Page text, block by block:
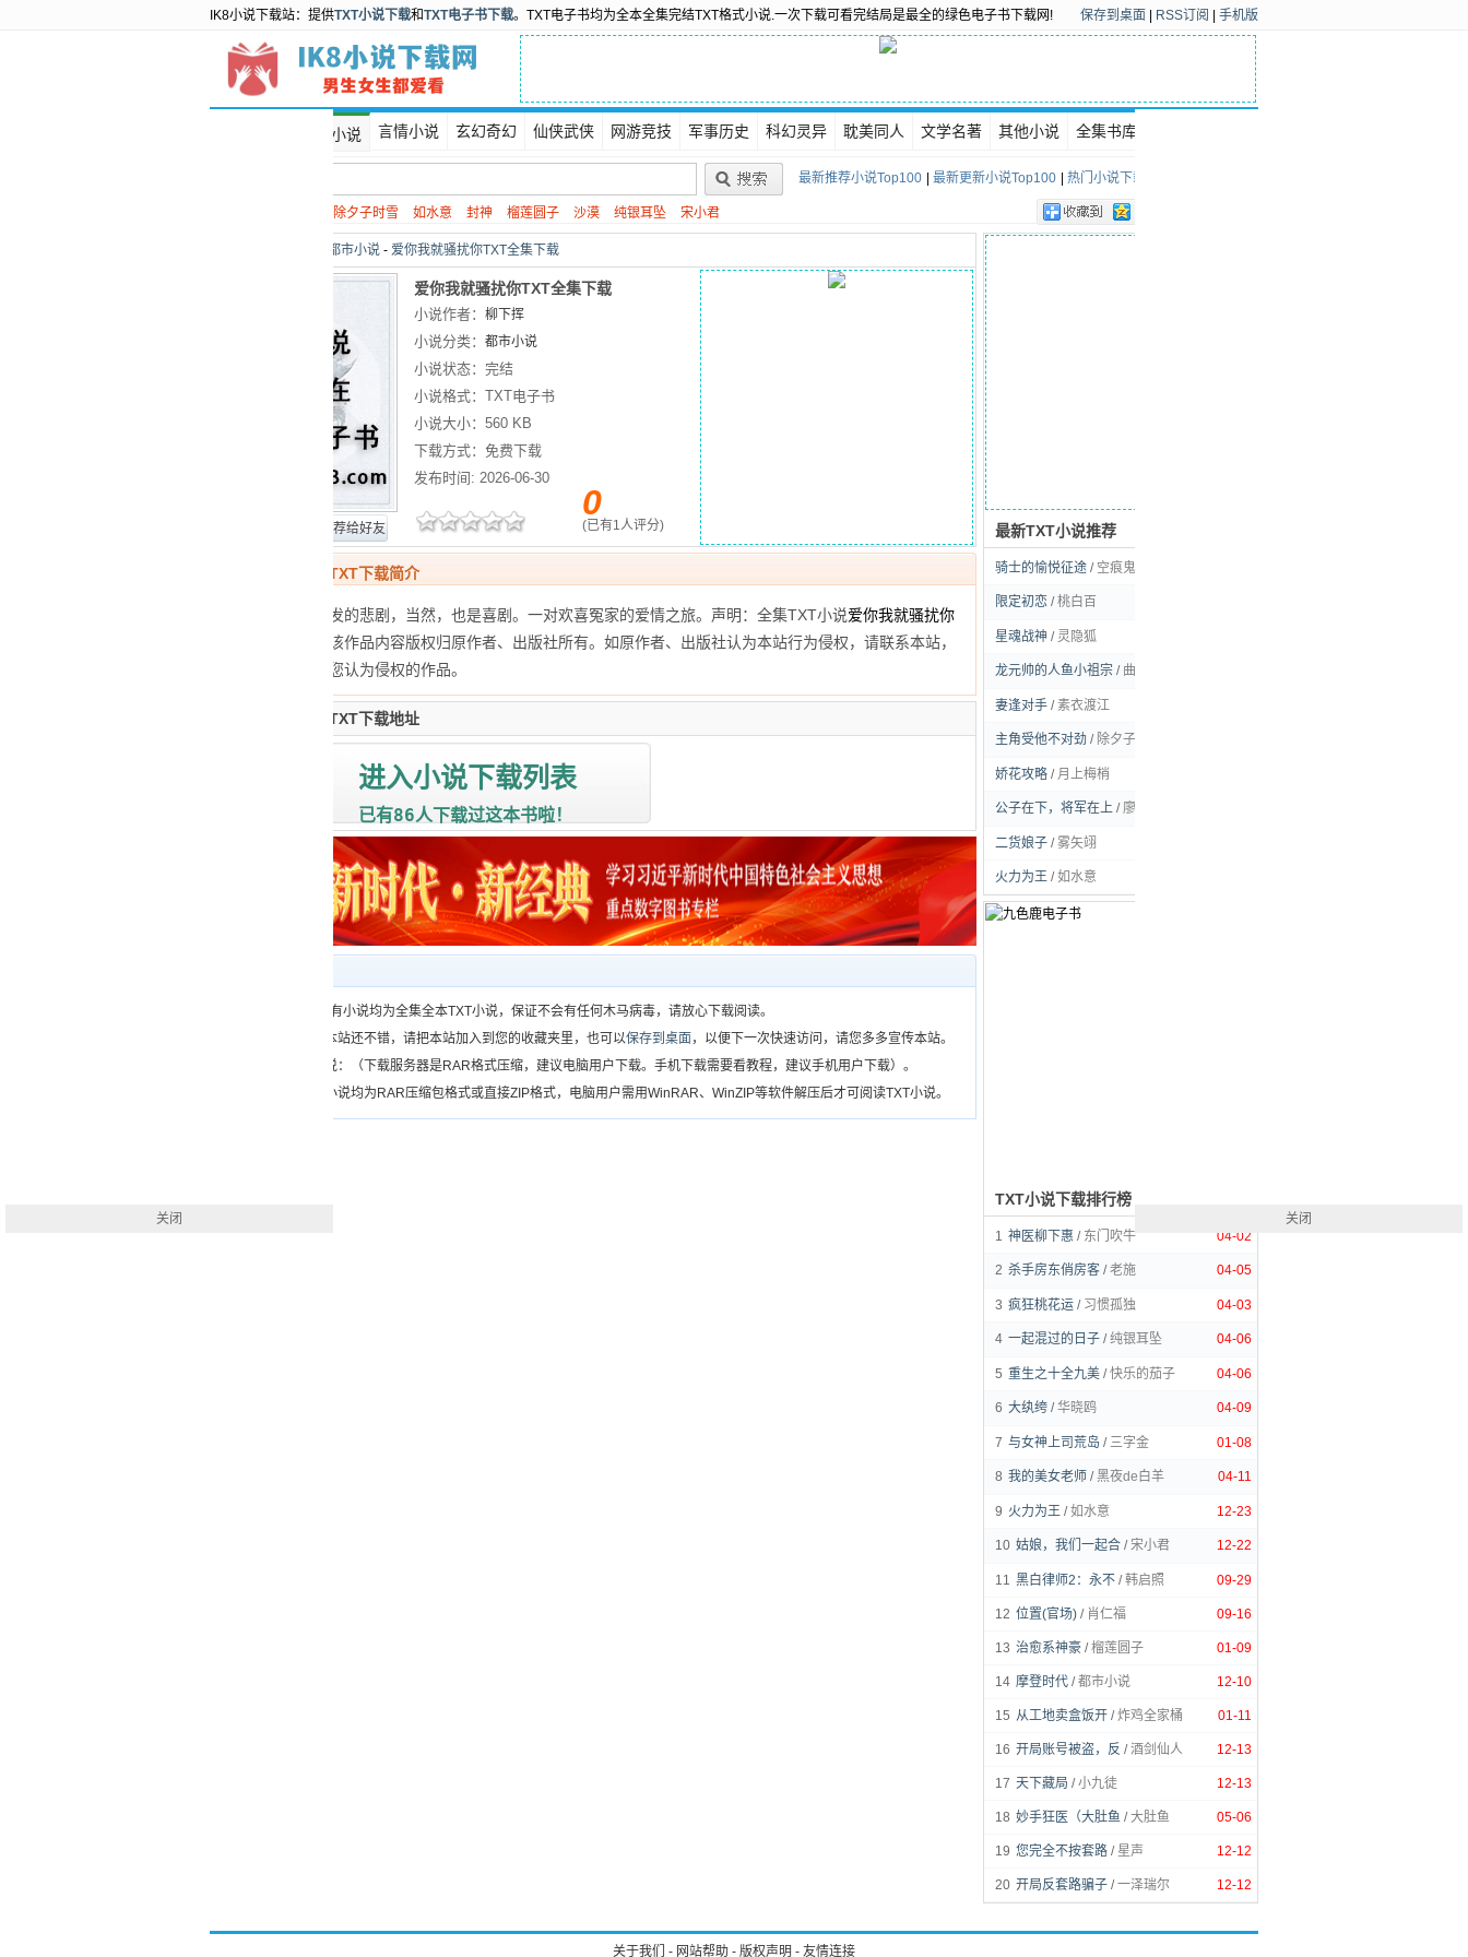
IK8小说下载站：提供TXT小说下载和TXT电子书下载。TXT电子书均为全本全集完结TXT格式小说.一次下载可看完结局是最全的绿色电子书下载网! 保存到桌面 RSS订阅 手机版
都市小说 言情小说 玄幻奇幻 仙侠武侠 网游竞技 军事历史 科幻灵异 耽美同人 文学名著 其他小说 全集书库
最新推荐小说Top100 最新更新小说Top100 热门小说下载Top100
除夕子时雪 如水意 封神 榴莲圆子 沙漠 纯银耳坠 宋小君
都市小说 - 爱你我就骚扰你TXT全集下载
推荐给好友
爱你我就骚扰你TXT全集下载
小说作者： 柳下挥
小说分类： 都市小说
小说状态： 完结
小说格式： TXT电子书
小说大小： 560 KB
下载方式： 免费下载
发布时间: 2026-06-30
0
(已有1人评分) 最新TXT小说推荐
骑士的愉悦征途 / 空痕鬼彻
限定初恋 /桃白百
星魂战神 / 灵隐狐
龙元帅的人鱼小祖宗 / 曲流逸
妻逢对手 /素衣渡江
主角受他不对劲 / 除夕子时雪
娇花攻略 / 月上梅梢
公子在下，将军在上 /廖虫虫姑娘
二货娘子 /雾矢翊
火力为王 /如水意
爱你我就骚扰你TXT下载简介
一个骚扰电话引发的悲剧，当然，也是喜剧。一对欢喜冤家的爱情之旅。声明：全集TXT小说爱你我就骚扰你
，该作品内容版权归原作者、出版社所有。如原作者、出版社认为本站行为侵权，请联系本站，
本站会立即删除您认为侵权的作品。
爱你我就骚扰你TXT下载地址
进入小说下载列表
已有86人下载过这本书啦！
一、（www.）所有小说均为全集全本TXT小说，保证不会有任何木马病毒，请放心下载阅读。
二、如果您觉得本站还不错，请把本站加入到您的收藏夹里，也可以保存到桌面 ，以便下一次快速访问，请您多多宣传本站。
三、如何下载小说：（下载服务器是RAR格式压缩，建议电脑用户下载。手机下载需要看教程，建议手机用户下载）。
四、本站下载的小说均为RAR压缩包格式或直接ZIP格式，电脑用户需用WinRAR、WinZIP等软件解压后才可阅读TXT小说。
TXT小说下载排行榜
04-02
1 神医柳下惠 / 东门吹牛
04-05
2 杀手房东俏房客 /老施
04-03
3 疯狂桃花运 / 习惯孤独
04-06
4 一起混过的日子 /纯银耳坠
04-06
5 重生之十全九美 /快乐的茄子
04-09
6 大纨绔 /华晓鸥
01-08
7 与女神上司荒岛 /三字金
04-11
8 我的美女老师 /黑夜de白羊
12-23
9 火力为王 /如水意
12-22
10 姑娘，我们一起合 /宋小君
09-29
11 黑白律师2：永不 /韩启照
09-16
12 位置(官场) / 肖仁福
01-09
13 治愈系神豪 /榴莲圆子
12-10
14 摩登时代 /都市小说
01-11
15 从工地卖盒饭开 /炸鸡全家桶
12-13
16 开局账号被盗，反 /酒剑仙人
12-13
17 天下藏局 /小九徒
05-06
18 妙手狂医（大肚鱼 /大肚鱼
12-12
19 您完全不按套路 / 星声
12-12
20 开局反套路骗子 /一泽瑞尔
关于我们 - 网站帮助 - 版权声明 - 友情连接
关闭 关闭